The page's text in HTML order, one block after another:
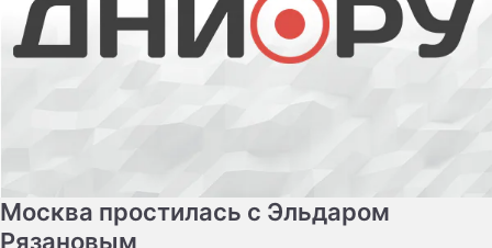
Москва простилась с Эльдаром
Рязановым